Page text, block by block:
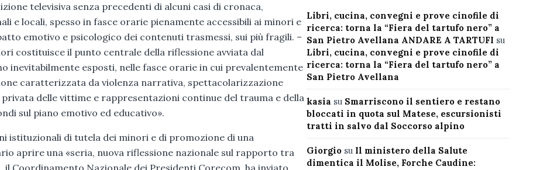
televisiva senza precedenti di alcuni casi di cronaca,
e locali, spesso in fasce orarie pienamente accessibili ai minori e
emotivo e psicologico dei contenuti trasmessi, sui più fragili. –
costituisce il punto centrale della riflessione avviata dal
inevitabilmente esposti, nelle fasce orarie in cui prevalentemente
caratterizzata da violenza narrativa, spettacolarizzazione
delle vittime e rappresentazioni continue del trauma e della
sul piano emotivo ed educativo».
istituzionali di tutela dei minori e di promozione di una
aprire una «seria, nuova riflessione nazionale sul rapporto tra
Libri, cucina, convegni e prove cinofile di
ricerca: torna la “Fiera del tartufo nero” a
San Pietro Avellana ANDARE A TARTUFI su
Libri, cucina, convegni e prove cinofile di
ricerca: torna la “Fiera del tartufo nero” a
San Pietro Avellana
kasia su Smarriscono il sentiero e restano
bloccati in quota sul Matese, escursionisti
tratti in salvo dal Soccorso alpino
Giorgiosu Il ministero della Salute
dimentica il Molise, Forche Caudine: